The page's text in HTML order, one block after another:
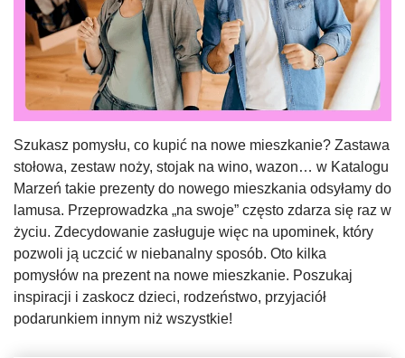
Szukasz pomysłu, co kupić na nowe mieszkanie? Zastawa
stołowa, zestaw noży, stojak na wino, wazon… w Katalogu
Marzeń takie prezenty do nowego mieszkania odsyłamy do
lamusa. Przeprowadzka „na swoje” często zdarza się raz w
życiu. Zdecydowanie zasługuje więc na upominek, który
pozwoli ją uczcić w niebanalny sposób. Oto kilka
pomysłów na prezent na nowe mieszkanie. Poszukaj
inspiracji i zaskocz dzieci, rodzeństwo, przyjaciół
podarunkiem innym niż wszystkie!